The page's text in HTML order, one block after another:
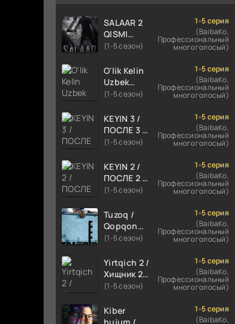
SALAAR 2
QISMI
UZBEK
HIND KINO
2024
TARJIMA
Skachat
(1-5 сезон)
1-5 серия
(BaibaKo,
Профессиональный
многоголосый)
O'lik Kelin
Uzbek
tilida 2023
Tarjima
kino
skachat
(1-5 сезон)
1-5 серия
(BaibaKo,
Профессиональный
многоголосый)
KEYIN 3 /
ПОСЛЕ 3 /
AFTER 3
FILM
UZBEK
TILIDA
TARJIMA
FILM HD
(1-5 сезон)
1-5 серия
(BaibaKo,
Профессиональный
многоголосый)
KEYIN 2 /
ПОСЛЕ 2 /
AFTER 2
FILM
UZBEK
TILIDA
TARJIMA
FILM HD
(1-5 сезон)
1-5 серия
(BaibaKo,
Профессиональный
многоголосый)
Tuzoq /
Qopqon
Hind
2016 Uzbek
tilida
tarjima film
(1-5 сезон)
1-5 серия
(BaibaKo,
Профессиональный
многоголосый)
Yirtqich 2 /
Хищник 2
Xishnik
tilida 2018-
2024
(1-5 сезон)
1-5 серия
(BaibaKo,
Профессиональный
многоголосый)
Kiber
1-5 серия
(BaibaKo,